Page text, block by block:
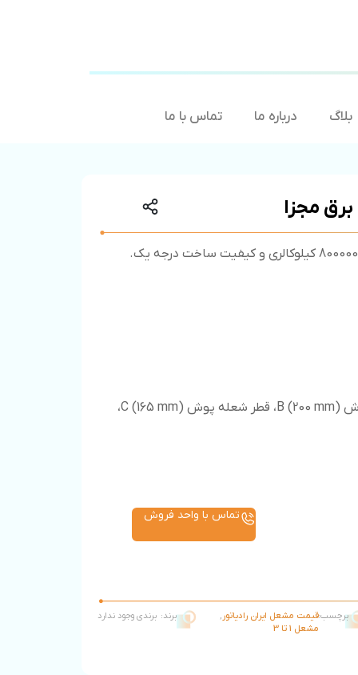
بلاگ درباره ما تماس با ما
ابعاد دستگاه: طول کلی مشعل A (810 mm)، طول شعله پوش B (200 mm)، قطر شعله پوش C (165 mm)،
تماس با واحد فروش
برچسب:قیمت مشعل ایران رادیاتور ,
مشعل 1 تا 3
برند: برندی وجود ندارد